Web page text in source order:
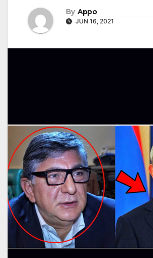
By Appo
JUN 16, 2021